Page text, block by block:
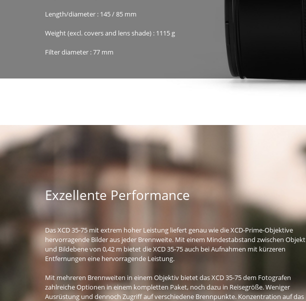
Length/diameter : 145 / 85 mm
Weight (excl. covers and lens shade) : 1115 g
Filter diameter : 77 mm
Exzellente Performance
Das XCD 35-75 mit extrem hoher Leistung liefert genau wie die XCD-Prime-Objektive
hervorragende Bilder aus jeder Brennweite. Mit einem Mindestabstand zwischen Objekt
und Bildebene von 0,42 m bietet die XCD 35-75 auch bei Aufnahmen mit kürzeren
Entfernungen eine hervorragende Leistung.
Mit mehreren Brennweiten in einem Objektiv bietet das XCD 35-75 dem Fotografen
zahlreiche Optionen in einem kompletten Paket, noch dazu in Reisegröße. Weniger
Ausrüstung und dennoch Zugriff auf verschiedene Brennpunkte. Konzentration auf das